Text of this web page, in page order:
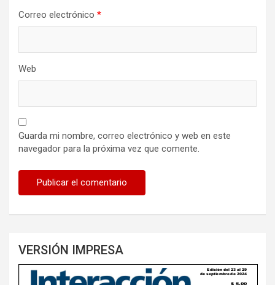
Correo electrónico *
Web
Guarda mi nombre, correo electrónico y web en este
navegador para la próxima vez que comente.
VERSIÓN IMPRESA